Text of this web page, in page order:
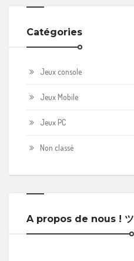
Catégories
Jeux console
Jeux Mobile
Jeux PC
Non classé
A propos de nous ! ツ